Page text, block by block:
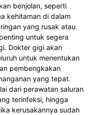
benjolan, seperti
kehitaman di dalam
yang rusak atau
untuk segera
Dokter gigi akan
untuk menentukan
pembengkakan
yang tepat.
dari perawatan saluran
terinfeksi, hingga
kerusakannya sudah